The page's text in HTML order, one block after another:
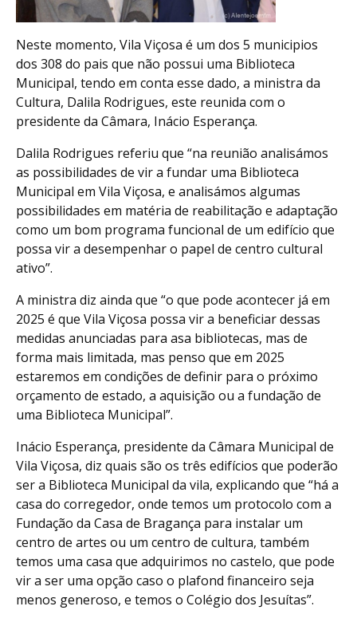
Neste momento, Vila Viçosa é um dos 5 municipios
dos 308 do pais que não possui uma Biblioteca
Municipal, tendo em conta esse dado, a ministra da
Cultura, Dalila Rodrigues, este reunida com o
presidente da Câmara, Inácio Esperança.
Dalila Rodrigues referiu que “na reunião analisámos
as possibilidades de vir a fundar uma Biblioteca
Municipal em Vila Viçosa, e analisámos algumas
possibilidades em matéria de reabilitação e adaptação
como um bom programa funcional de um edifício que
possa vir a desempenhar o papel de centro cultural
ativo”.
A ministra diz ainda que “o que pode acontecer já em
2025 é que Vila Viçosa possa vir a beneficiar dessas
medidas anunciadas para asa bibliotecas, mas de
forma mais limitada, mas penso que em 2025
estaremos em condições de definir para o próximo
orçamento de estado, a aquisição ou a fundação de
uma Biblioteca Municipal”.
Inácio Esperança, presidente da Câmara Municipal de
Vila Viçosa, diz quais são os três edifícios que poderão
ser a Biblioteca Municipal da vila, explicando que “há a
casa do corregedor, onde temos um protocolo com a
Fundação da Casa de Bragança para instalar um
centro de artes ou um centro de cultura, também
temos uma casa que adquirimos no castelo, que pode
vir a ser uma opção caso o plafond financeiro seja
menos generoso, e temos o Colégio dos Jesuítas”.